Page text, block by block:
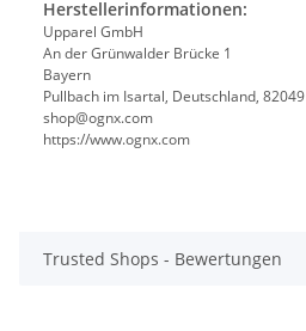
Herstellerinformationen:
Upparel GmbH
An der Grünwalder Brücke 1
Bayern
Pullbach im Isartal, Deutschland, 82049
shop@ognx.com
https://www.ognx.com
Trusted Shops - Bewertungen